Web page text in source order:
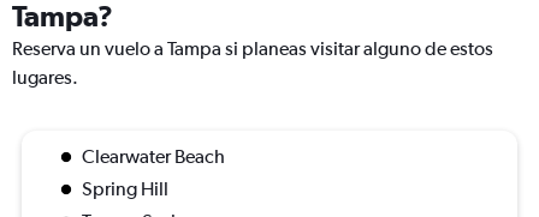
Tampa?
Reserva un vuelo a Tampa si planeas visitar alguno de estos
lugares.
Clearwater Beach
Spring Hill